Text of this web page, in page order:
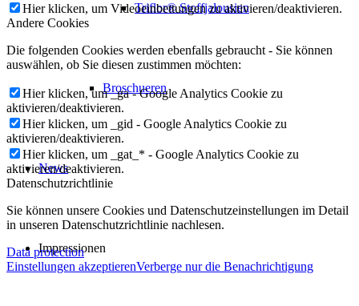
Triflor® Stoffjalousien
Broschueren
News
Impressionen
Hier klicken, um Videoeinbettungen zu aktivieren/deaktivieren.
Andere Cookies
Die folgenden Cookies werden ebenfalls gebraucht - Sie können
auswählen, ob Sie diesen zustimmen möchten:
Hier klicken, um _ga - Google Analytics Cookie zu
aktivieren/deaktivieren.
Hier klicken, um _gid - Google Analytics Cookie zu
aktivieren/deaktivieren.
Hier klicken, um _gat_* - Google Analytics Cookie zu
aktivieren/deaktivieren.
Datenschutzrichtlinie
Sie können unsere Cookies und Datenschutzeinstellungen im Detail
in unseren Datenschutzrichtlinie nachlesen.
Data protection
Einstellungen akzeptierenVerberge nur die Benachrichtigung